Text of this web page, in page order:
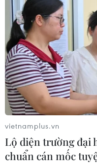
vietnamplus.vn
Lộ diện trường đại
chuẩn cán mốc